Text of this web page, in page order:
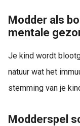
Modder als
mentale
Je kind wordt
natuur wat het
stemming van je
Modderspel